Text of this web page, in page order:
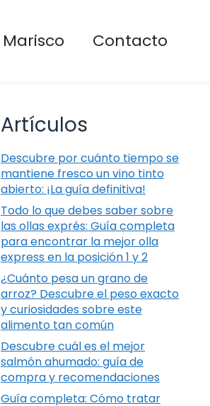
Marisco Contacto
Artículos
Descubre por cuánto tiempo se
mantiene fresco un vino tinto
abierto: ¡La guía definitiva!
Todo lo que debes saber sobre
las ollas exprés: Guía completa
para encontrar la mejor olla
express en la posición 1 y 2
¿Cuánto pesa un grano de
arroz? Descubre el peso exacto
y curiosidades sobre este
alimento tan común
Descubre cuál es el mejor
salmón ahumado: guía de
compra y recomendaciones
Guía completa: Cómo tratar